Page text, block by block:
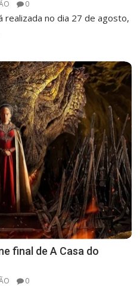
0
realizada no dia 27 de agosto,
final de A Casa do
0